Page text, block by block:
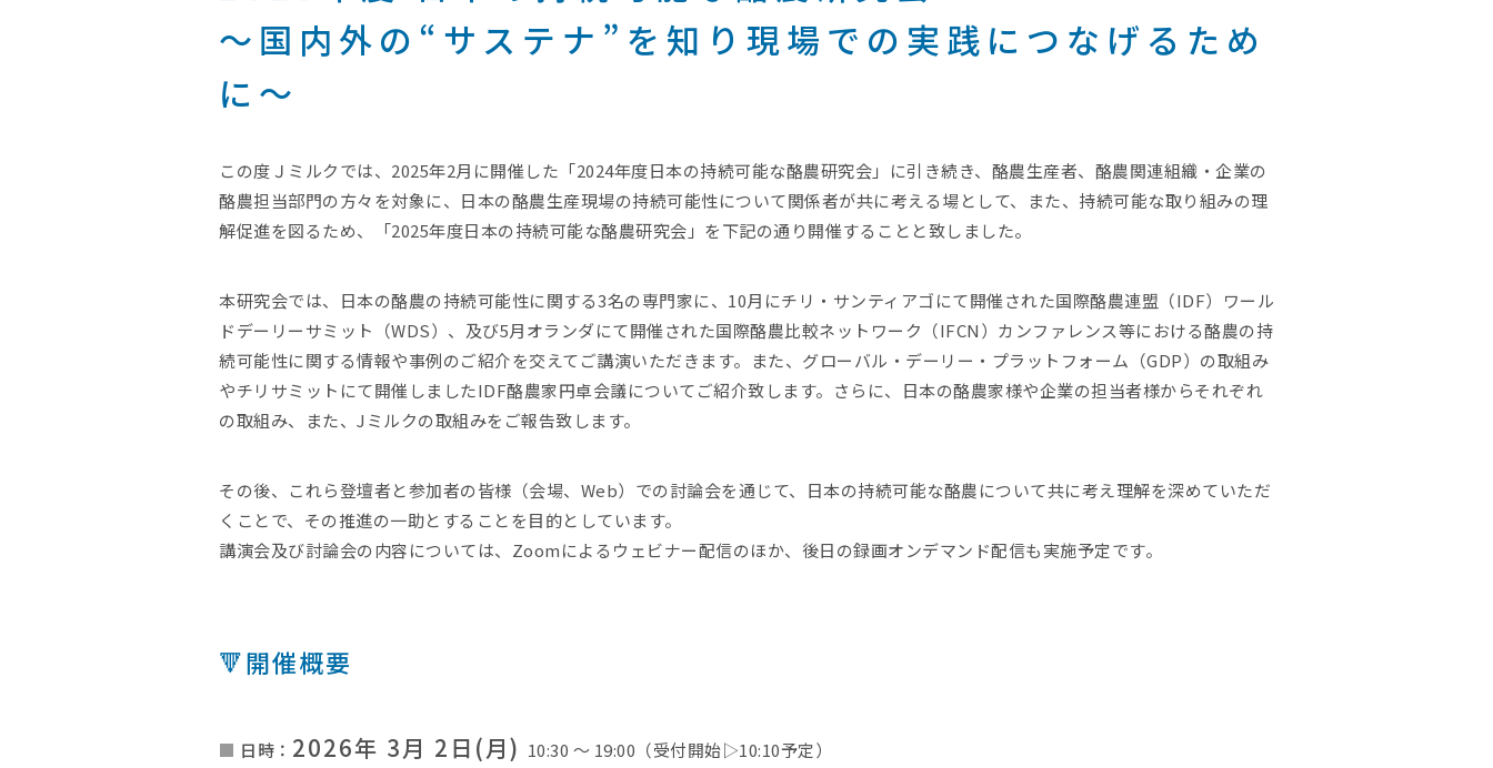
～国内外の“サステナ”を知り現場での実践につなげるため
に～
この度Ｊミルクでは、2025年2月に開催した「2024年度日本の持続可能な酪農研究会」に引き続き、酪農生産者、酪農関連組織・企業の
酪農担当部門の方々を対象に、日本の酪農生産現場の持続可能性について関係者が共に考える場として、また、持続可能な取り組みの理
解促進を図るため、「2025年度日本の持続可能な酪農研究会」を下記の通り開催することと致しました。
本研究会では、日本の酪農の持続可能性に関する3名の専門家に、10月にチリ・サンティアゴにて開催された国際酪農連盟（IDF）ワール
ドデーリーサミット（WDS）、及び5月オランダにて開催された国際酪農比較ネットワーク（IFCN）カンファレンス等における酪農の持
続可能性に関する情報や事例のご紹介を交えてご講演いただきます。また、グローバル・デーリー・プラットフォーム（GDP）の取組み
やチリサミットにて開催しましたIDF酪農家円卓会議についてご紹介致します。さらに、日本の酪農家様や企業の担当者様からそれぞれ
の取組み、また、Jミルクの取組みをご報告致します。
その後、これら登壇者と参加者の皆様（会場、Web）での討論会を通じて、日本の持続可能な酪農について共に考え理解を深めていただ
くことで、その推進の一助とすることを目的としています。
講演会及び討論会の内容については、Zoomによるウェビナー配信のほか、後日の録画オンデマンド配信も実施予定です。
🔻開催概要
■ 日時： 2026年 3月 2日(月) 10:30 〜 19:00（受付開始▷10:10予定）